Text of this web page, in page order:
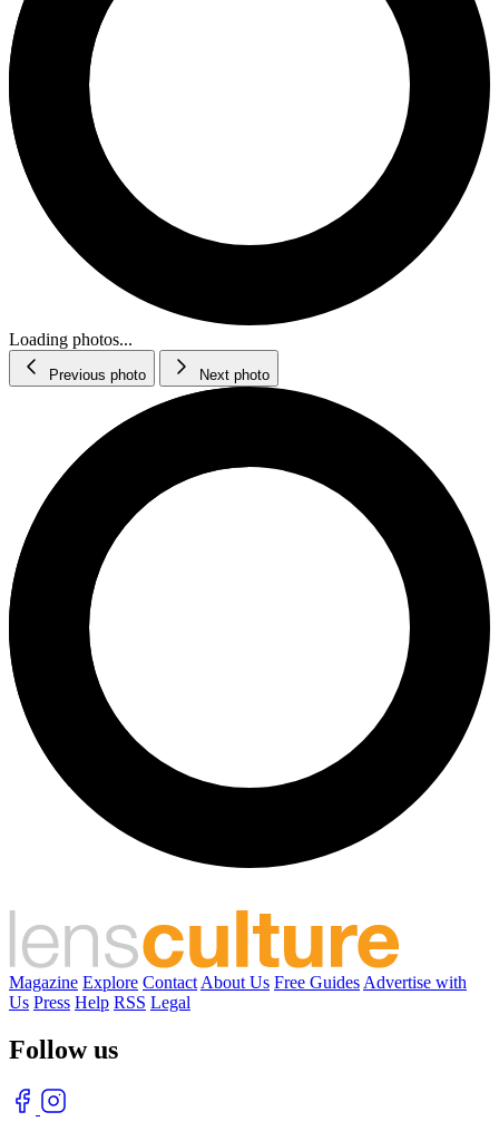
Loading photos...
Previous photo Next photo
Magazine Explore Contact About Us Free Guides Advertise with
Us Press Help RSS Legal
Follow us